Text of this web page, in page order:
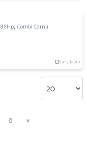
88Hp,Combi Camlı
Karşılaştır
6 »